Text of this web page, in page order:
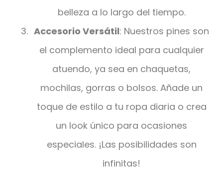
belleza a lo largo del tiempo.
Accesorio Versátil: Nuestros pines son
el complemento ideal para cualquier
atuendo, ya sea en chaquetas,
mochilas, gorras o bolsos. Añade un
toque de estilo a tu ropa diaria o crea
un look único para ocasiones
especiales. ¡Las posibilidades son
infinitas!